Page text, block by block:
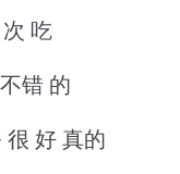
吃
错 的
很 好 真的